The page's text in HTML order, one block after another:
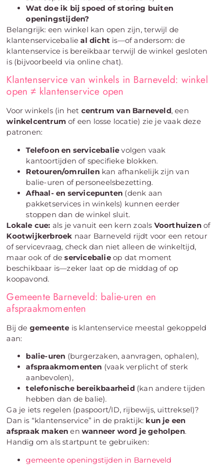
Wat doe ik bij spoed of storing buiten
openingstijden?
Belangrijk: een winkel kan open zijn, terwijl de
klantenservicebalieal dicht is—of andersom: de
klantenservice is bereikbaar terwijl de winkel gesloten
is (bijvoorbeeld via online chat).
Klantenservice van winkels in Barneveld: winkel
open ≠ klantenservice open
Voor winkels (in het centrum van Barneveld, een
winkelcentrum of een losse locatie) zie je vaak deze
patronen:
Telefoon en servicebalie volgen vaak
kantoortijden of specifieke blokken.
Retouren/omruilenkan afhankelijk zijn van
balie-uren of personeelsbezetting.
Afhaal- en servicepunten (denk aan
pakketservices in winkels) kunnen eerder
stoppen dan de winkel sluit.
Lokale cue: als je vanuit een kern zoals Voorthuizenof
Kootwijkerbroek naar Barneveld rijdt voor een retour
of servicevraag, check dan niet alleen de winkeltijd,
maar ook of deservicebalieop dat moment
beschikbaar is—zeker laat op de middag of op
koopavond.
Gemeente Barneveld: balie-uren en
afspraakmomenten
Bij de gemeente is klantenservice meestal gekoppeld
aan:
balie-uren (burgerzaken, aanvragen, ophalen),
afspraakmomenten (vaak verplicht of sterk
aanbevolen),
telefonische bereikbaarheid(kan andere tijden
hebben dan de balie).
Ga je iets regelen (paspoort/ID, rijbewijs, uittreksel)?
Dan is “klantenservice” in de praktijk: kun je een
afspraak maken enwanneer word je geholpen.
Handig om als startpunt te gebruiken:
gemeente openingstijden in Barneveld